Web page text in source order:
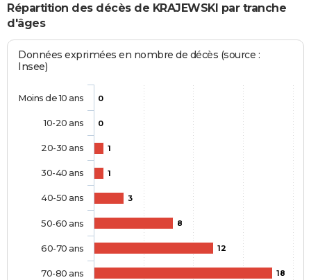
Répartition des décès de KRAJEWSKI par tranche
d'âges
Données exprimées en nombre de décès (source :
Insee)
0
0
1
1
3
8
12
18
Moins de 10 ans
10-20 ans
20-30 ans
30-40 ans
40-50 ans
50-60 ans
60-70 ans
70-80 ans